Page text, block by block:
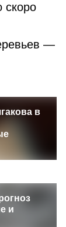
скоро
—
в
и